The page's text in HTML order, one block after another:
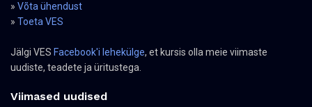
» Võta ühendust
» Toeta VES
Jälgi VES Facebook'i lehekülge, et kursis olla meie viimaste
uudiste, teadete ja üritustega.
Viimased uudised